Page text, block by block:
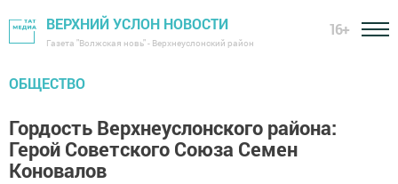
ВЕРХНИЙ УСЛОН НОВОСТИ
Газета "Волжская новь" - Верхнеуслонский район
16+
ОБЩЕСТВО
Гордость Верхнеуслонского района:
Герой Советского Союза Семен
Коновалов